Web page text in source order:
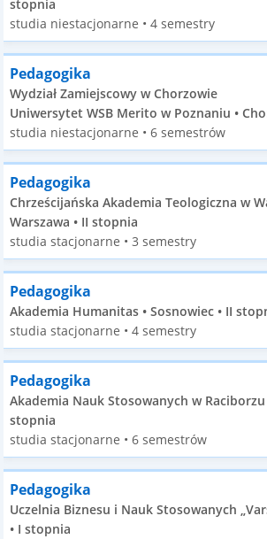
stopnia
studia niestacjonarne • 4 semestry
Pedagogika
Wydział Zamiejscowy w Chorzowie
Uniwersytet WSB Merito w Poznaniu •
studia niestacjonarne • 6 semestrów
Pedagogika
Chrześcijańska Akademia Teologiczna w
Warszawa • II stopnia
studia stacjonarne • 3 semestry
Pedagogika
Akademia Humanitas • Sosnowiec • II
studia stacjonarne • 4 semestry
Pedagogika
Akademia Nauk Stosowanych w Raciborzu
stopnia
studia stacjonarne • 6 semestrów
Pedagogika
Uczelnia Biznesu i Nauk Stosowanych
• I stopnia